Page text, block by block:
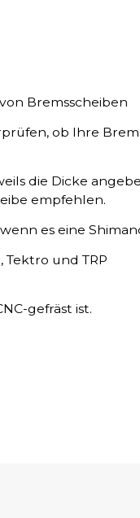
Bremsscheiben
ob Ihre
die Dicke
empfehlen.
es eine
Tektro und TRP
gefräst ist.